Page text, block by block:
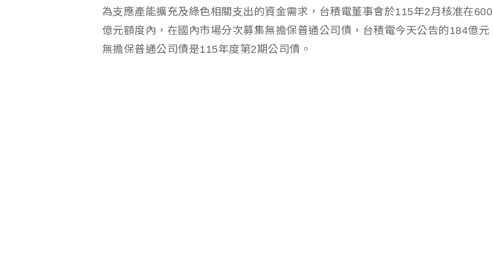
為支應產能擴充及綠色相關支出的資金需求，台積電董事會於115年2月核准在600
億元額度內，在國內市場分次募集無擔保普通公司債，台積電今天公告的184億元
無擔保普通公司債是115年度第2期公司債。